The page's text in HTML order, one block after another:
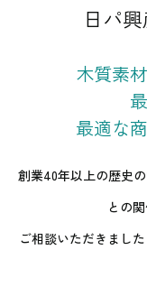
日パ
木質素
最適な
創業40年以上の歴史
との
ご相談いただきまし